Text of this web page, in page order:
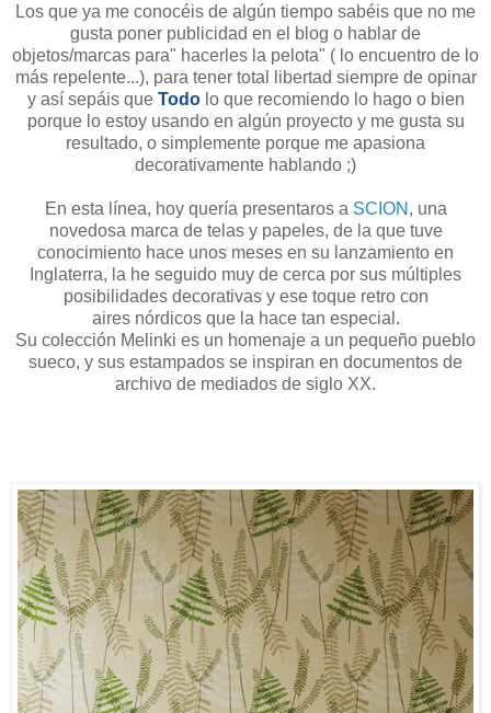
Los que ya me conocéis de algún tiempo sabéis que no me
gusta poner publicidad en el blog o hablar de
objetos/marcas para" hacerles la pelota" ( lo encuentro de lo
más repelente...), para tener total libertad siempre de opinar
y así sepáis que Todolo que recomiendo lo hago o bien
porque lo estoy usando en algún proyecto y me gusta su
resultado, o simplemente porque me apasiona
decorativamente hablando ;)
En esta línea, hoy quería presentaros a SCION , una
novedosa marca de telas y papeles, de la que tuve
conocimiento hace unos meses en su lanzamiento en
Inglaterra, la he seguido muy de cerca por sus múltiples
posibilidades decorativas y ese toque retro con
aires nórdicos que la hace tan especial.
Su colección Melinki es un homenaje a un pequeño pueblo
sueco, y sus estampados se inspiran en documentos de
archivo de mediados de siglo XX.